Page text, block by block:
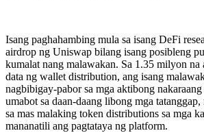
Isang paghahambing mula sa isang DeFi
airdrop ng Uniswap bilang isang posibleng
kumalat nang malawakan. Sa 1.35 milyon na
data ng wallet distribution, ang isang
nagbibigay-pabor sa mga aktibong
umabot sa daan-daang libong mga
sa mas malaking token distributions sa mga
mananatili ang pagtataya ng platform.